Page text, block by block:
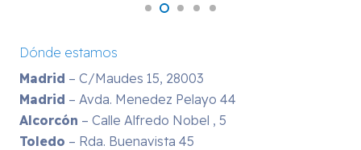
Dónde estamos
Madrid – C/Maudes 15, 28003
Madrid – Avda. Menedez Pelayo 44
Alcorcón – Calle Alfredo Nobel , 5
Toledo – Rda. Buenavista 45